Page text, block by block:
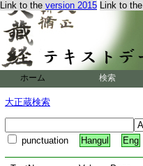
Link to the version 2015 Link to the
ホーム 検索
大正蔵検索
punctuation Hangul Eng